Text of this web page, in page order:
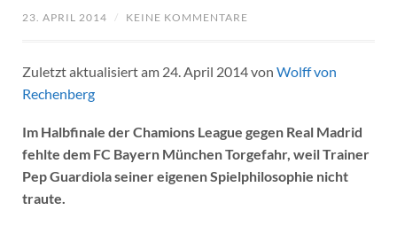
23. APRIL 2014 / KEINE KOMMENTARE
Zuletzt aktualisiert am 24. April 2014 von Wolff von
Rechenberg
Im Halbfinale der Chamions League gegen Real Madrid
fehlte dem FC Bayern München Torgefahr, weil Trainer
Pep Guardiola seiner eigenen Spielphilosophie nicht
traute.